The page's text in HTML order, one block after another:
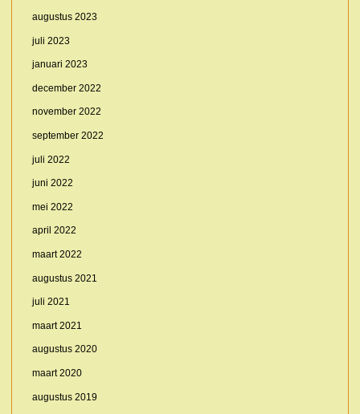
augustus 2023
juli 2023
januari 2023
december 2022
november 2022
september 2022
juli 2022
juni 2022
mei 2022
april 2022
maart 2022
augustus 2021
juli 2021
maart 2021
augustus 2020
maart 2020
augustus 2019